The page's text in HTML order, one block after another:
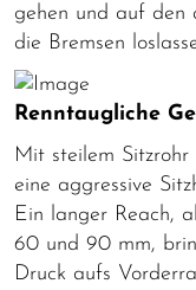
gehen und auf den
die Bremsen
Renntaugliche
Mit steilem
eine aggressive
Ein langer Reach,
60 und 90 mm,
Druck aufs